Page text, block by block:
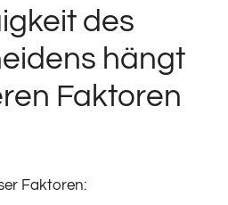
des
hängt
Faktoren
Faktoren: